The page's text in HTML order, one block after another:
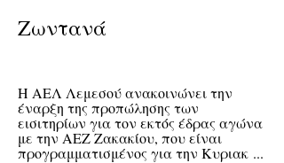
Ζωντανά
Η ΑΕΛ Λεμεσού ανακοινώνει την
έναρξη της προπώλησης των
εισιτηρίων για τoν εκτός έδρας αγώνα
με την ΑΕΖ Ζακακίου, που είναι
προγραμματισμένος για την Κυριακ ...